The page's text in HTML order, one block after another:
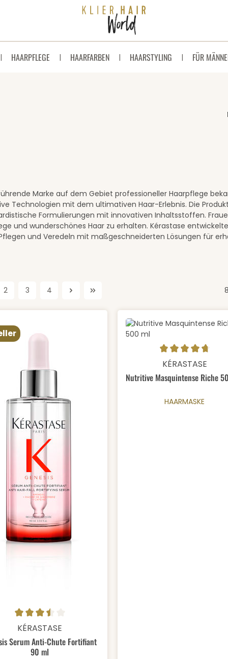
HAARPFLEGE HAARFARBEN HAARSTYLING FÜR
Marke auf dem Gebiet professioneller Haarpflege
Technologien mit dem ultimativen Haar-Erlebnis. Die
Formulierungen mit innovativen Inhaltsstoffen.
und wunderschönes Haar zu erhalten. Kérastase
und Veredeln mit maßgeschneiderten Lösungen für
Seite
2 Seite
3 Seite
4
Anzahl: Gib den
Bewertung von 3.5 von 5 Sternen
KÉRASTASE
Serum Anti-Chute Fortifiant
90 ml
Produkt
Durchschnittliche
KÉRASTASE
Nutritive Masquintense Riche
HAARMASKE